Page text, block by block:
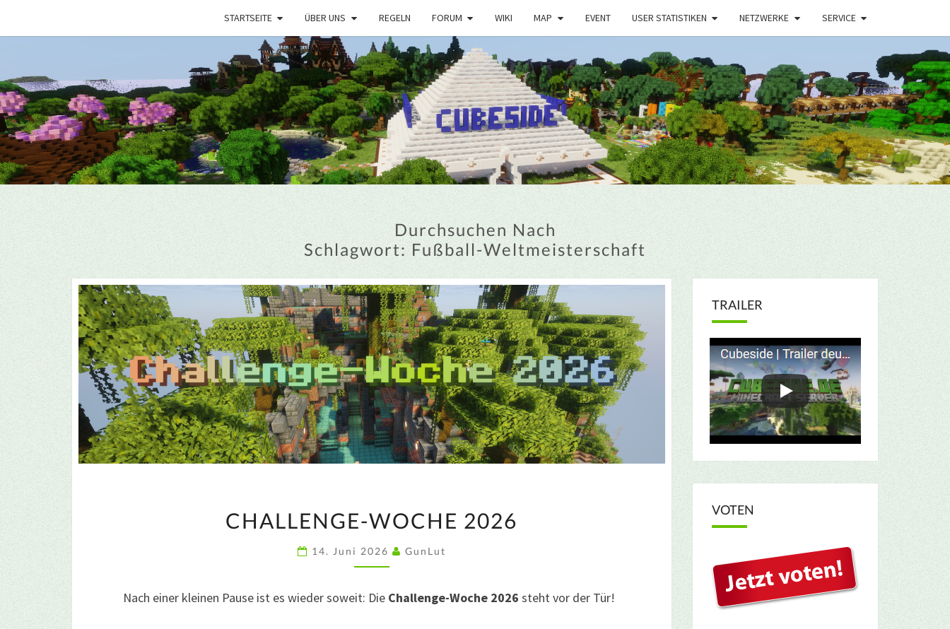
STARTSEITE ÜBER UNS REGELN FORUM WIKI MAP EVENT USER STATISTIKEN NETZWERKE SERVICE
Durchsuchen Nach
Schlagwort: Fußball-Weltmeisterschaft
WOCHE
2026
CHALLENGE-WOCHE 2026
14. Juni 2026 GunLut
Nach einer kleinen Pause ist es wieder soweit: Die Challenge-Woche 2026 steht vor der Tür!
TRAILER
VOTEN